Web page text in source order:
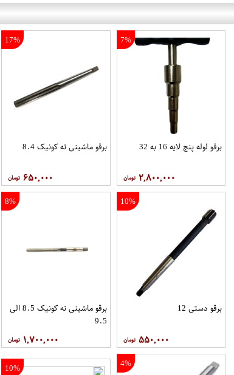
7%
برقو لوله پنج لایه 16 به 32
۲,۸۰۰,۰۰۰
17%
برقو ماشینی ته کونیک 8.4
۶۵۰,۰۰۰
10%
برقو دستی 12
۵۵۰,۰۰۰
8%
برقو ماشینی ته کونیک 8.5 الی
9.5
۱,۷۰۰,۰۰۰
4%
10%